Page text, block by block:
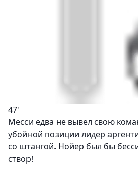
47'
Месси едва не вывел свою
убойной позиции лидер
со штангой. Нойер был бы
створ!